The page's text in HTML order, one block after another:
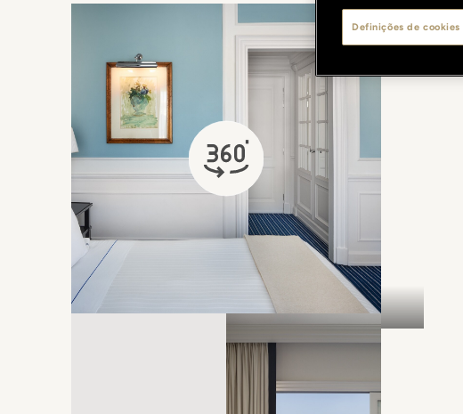
abre em uma nova aba
Definições de cookies